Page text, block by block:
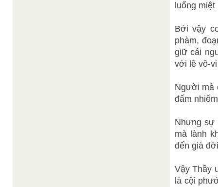
luống
Bởi vậy
phàm,
giữ cái
với lẽ vô-
Người mà
đấm
Nhưng sự
mà lành
đến già
Vậy Thầy
là cội